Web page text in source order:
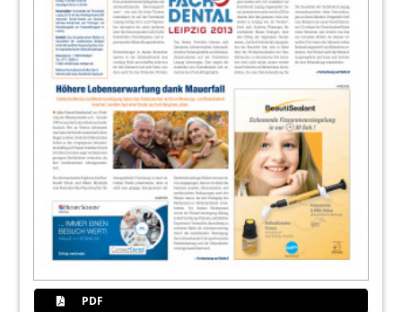
PDF